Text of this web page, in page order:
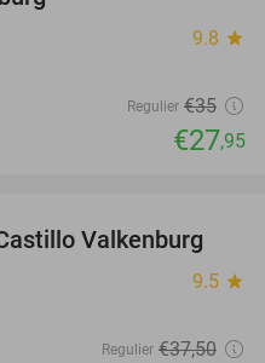
9.8 star
Regulier €35
€27,95
24%
Valkenburg
9.5 star
Regulier €37,50